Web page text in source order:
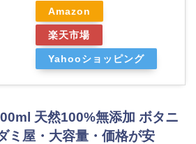
Amazon
楽天市場
Yahooショッピング
天然100%無添加 ボタニ
ミ屋・大容量・価格が安